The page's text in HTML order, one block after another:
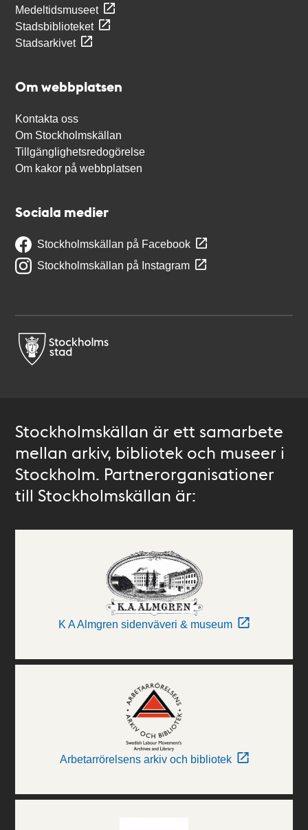
Medeltidsmuseet
Stadsbiblioteket
Stadsarkivet
Om webbplatsen
Kontakta oss
Om Stockholmskällan
Tillgänglighetsredogörelse
Om kakor på webbplatsen
Sociala medier
Stockholmskällan på Facebook
Stockholmskällan på Instagram
Stockholmskällan är ett samarbete
mellan arkiv, bibliotek och museer i
Stockholm. Partnerorganisationer
till Stockholmskällan är:
K A Almgren sidenväveri & museum
Arbetarrörelsens arkiv och bibliotek